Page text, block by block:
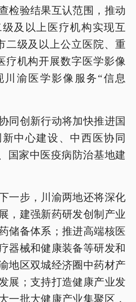
检验结果互认范围，推动
及以上医疗机构实现互
二级及以上公立医院、重
疗机构开展数字医学影像
川渝医学影像服务“信息
创新行动将加快推进国
中心建设、中西医协同
国家中医疫病防治基地建
步，川渝两地还将深化
，建强新药研发创制产业
储备体系；推进高端核医
器械和健康装备等研发和
地区双城经济圈中药材产
展；支持打造健康产业发
一批大健康产业集聚区，